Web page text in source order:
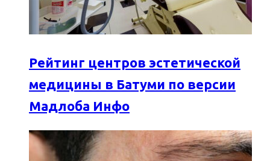
Рейтинг центров эстетической
медицины в Батуми по версии
Мадлоба Инфо